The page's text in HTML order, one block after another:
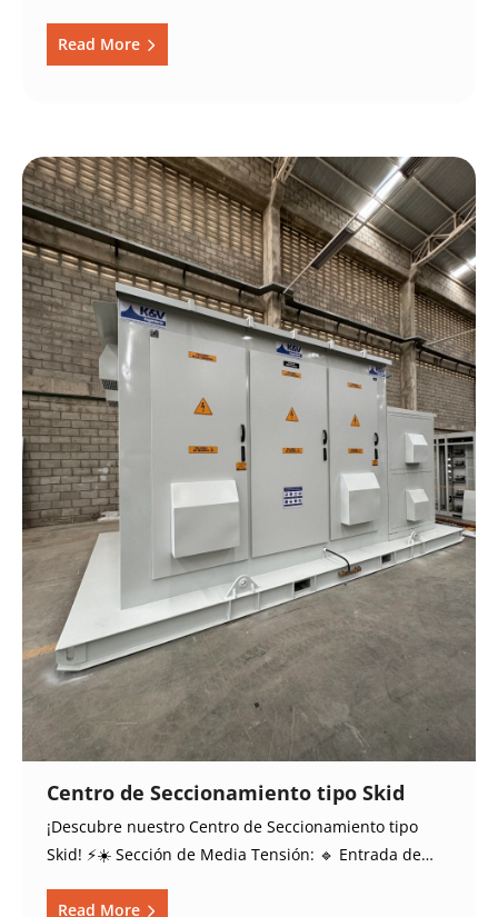
Read More
Centro de Seccionamiento tipo Skid
¡Descubre nuestro Centro de Seccionamiento tipo
Skid! ⚡️☀️ Sección de Media Tensión: 🔹 Entrada de…
Read More